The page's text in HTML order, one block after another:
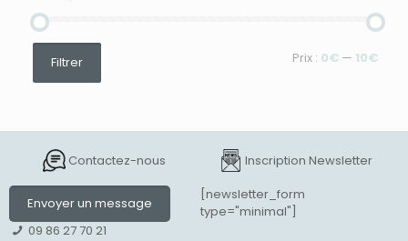
Prix
min
Prix
maxFiltrer Prix : 0€ — 10€
Contactez-nous
Envoyer un message
09 86 27 70 21
Inscription Newsletter
[newsletter_form
type="minimal"]